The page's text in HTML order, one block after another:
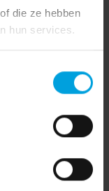
die ze hebben
hun services.